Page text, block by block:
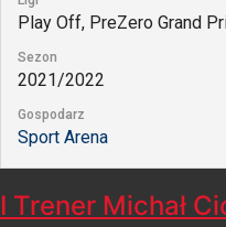
Play Off, PreZero Grand
Sezon
2021/2022
Gospodarz
Sport Arena
I Trener Michał